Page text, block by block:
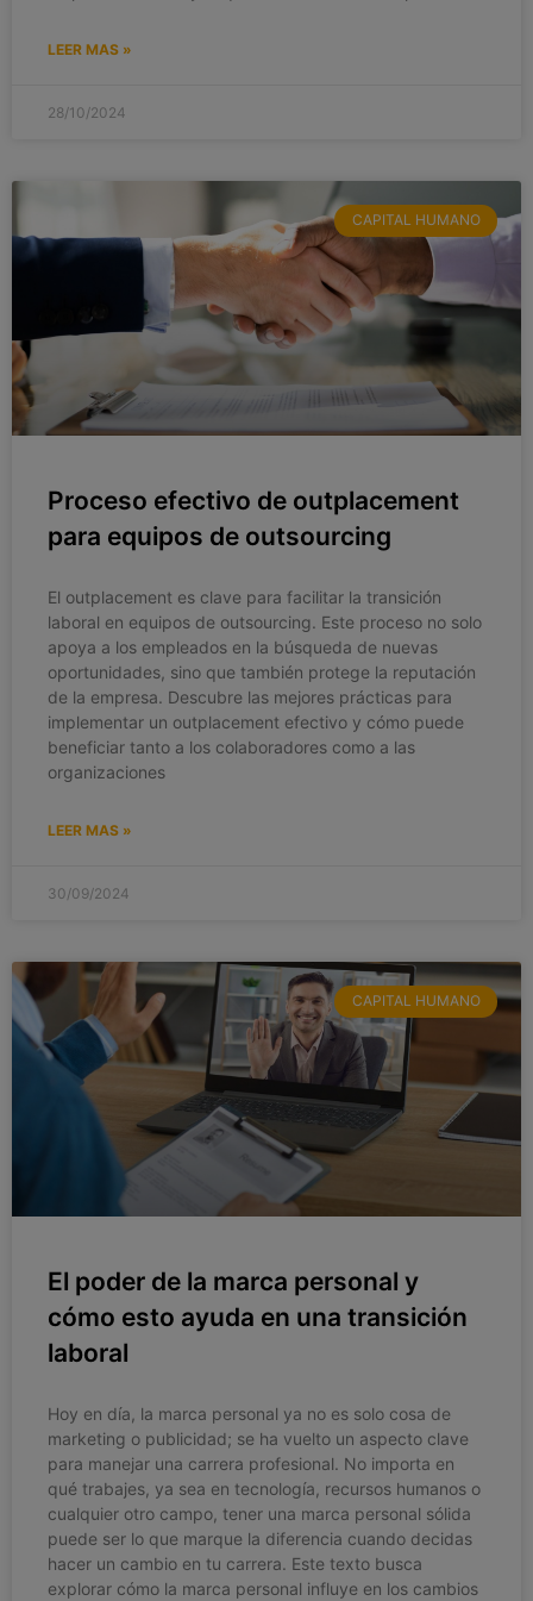
LEER MAS »
28/10/2024
CAPITAL HUMANO
Proceso efectivo de outplacement
para equipos de outsourcing
El outplacement es clave para facilitar la transición
laboral en equipos de outsourcing. Este proceso no solo
apoya a los empleados en la búsqueda de nuevas
oportunidades, sino que también protege la reputación
de la empresa. Descubre las mejores prácticas para
implementar un outplacement efectivo y cómo puede
beneficiar tanto a los colaboradores como a las
organizaciones
LEER MAS »
30/09/2024
CAPITAL HUMANO
El poder de la marca personal y
cómo esto ayuda en una transición
laboral
Hoy en día, la marca personal ya no es solo cosa de
marketing o publicidad; se ha vuelto un aspecto clave
para manejar una carrera profesional. No importa en
qué trabajes, ya sea en tecnología, recursos humanos o
cualquier otro campo, tener una marca personal sólida
puede ser lo que marque la diferencia cuando decidas
hacer un cambio en tu carrera. Este texto busca
explorar cómo la marca personal influye en los cambios